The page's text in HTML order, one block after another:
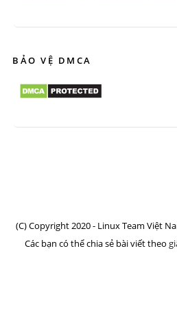
BẢO VỆ DMCA
(C) Copyright 2020 - Linux Team Việt
Các bạn có thể chia sẻ bài viết theo